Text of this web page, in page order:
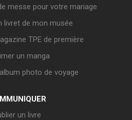
messe pour votre mariage
livret de mon musée
TPE de première
un manga
photo de voyage
un livre